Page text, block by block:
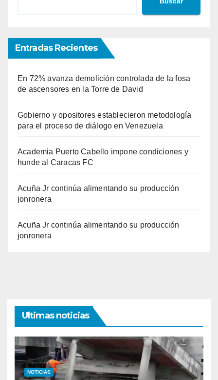
Entradas Recientes
En 72% avanza demolición controlada de la fosa
de ascensores en la Torre de David
Gobierno y opositores establecieron metodología
para el proceso de diálogo en Venezuela
Academia Puerto Cabello impone condiciones y
hunde al Caracas FC
Acuña Jr continúa alimentando su producción
jonronera
Acuña Jr continúa alimentando su producción
jonronera
Ultimas noticias
NOTICIAS